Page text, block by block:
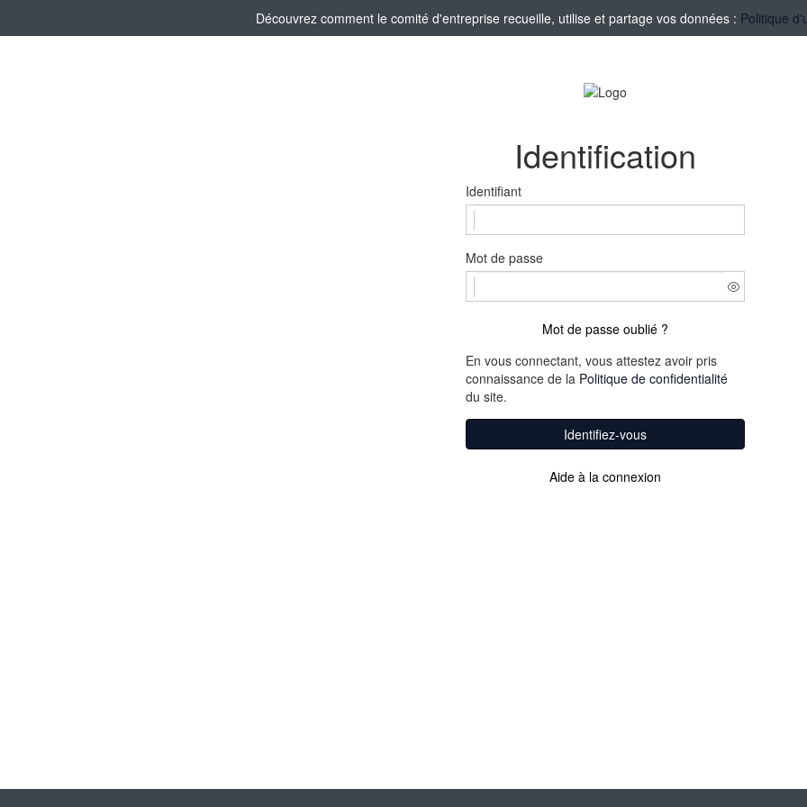
Découvrez comment le comité d'entreprise recueille, utilise et partage vos données : Politique
Identification
Identifiant
Mot de passe
Mot de passe oublié ?
En vous connectant, vous attestez avoir pris
connaissance de la Politique de confidentialité
du site.
Identifiez-vous
Aide à la connexion